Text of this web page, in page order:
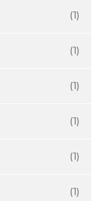
(1)
(1)
(1)
(1)
(1)
(1)